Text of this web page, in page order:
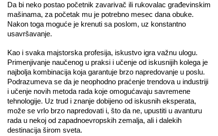
Da bi neko postao početnik zavarivač ili rukovalac građevinskim
mašinama, za početak mu je potrebno mesec dana obuke.
Nakon toga moguće je krenuti sa poslom, uz konstantno
usavršavanje.
Kao i svaka majstorska profesija, iskustvo igra važnu ulogu.
Primenjivanje naučenog u praksi i učenje od iskusnijih kolega je
najbolja kombinacija koja garantuje brzo napredovanje u poslu.
Podrazumeva se da je neophodno praćenje trendova u industriji
i učenje novih metoda rada koje omogućavaju savremene
tehnologije. Uz trud i znanje dobijeno od iskusnih eksperata,
može se vrlo brzo napredovati i, što da ne, upustiti u avanturu
rada u nekoj od zapadnoevropskih zemalja, ali i dalekih
destinacija širom sveta.